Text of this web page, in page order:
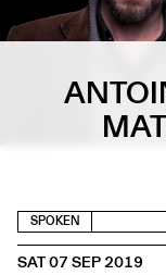
Publications
About
SPOKEN
SAT 07 SEP 2019